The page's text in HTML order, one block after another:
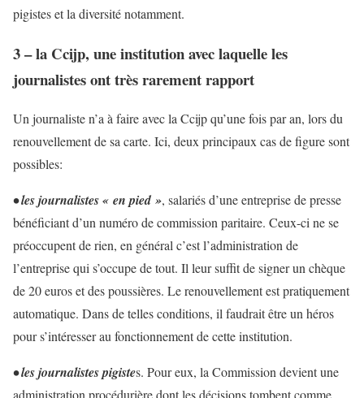
pigistes et la diversité notamment.
3 – la Ccijp, une institution avec laquelle les
journalistes ont très rarement rapport
Un journaliste n’a à faire avec la Ccijp qu’une fois par an, lors du
renouvellement de sa carte. Ici, deux principaux cas de figure sont
possibles:
• les journalistes « en pied », salariés d’une entreprise de presse
bénéficiant d’un numéro de commission paritaire. Ceux-ci ne se
préoccupent de rien, en général c’est l’administration de
l’entreprise qui s’occupe de tout. Il leur suffit de signer un chèque
de 20 euros et des poussières. Le renouvellement est pratiquement
automatique. Dans de telles conditions, il faudrait être un héros
pour s’intéresser au fonctionnement de cette institution.
• les journalistes pigistes. Pour eux, la Commission devient une